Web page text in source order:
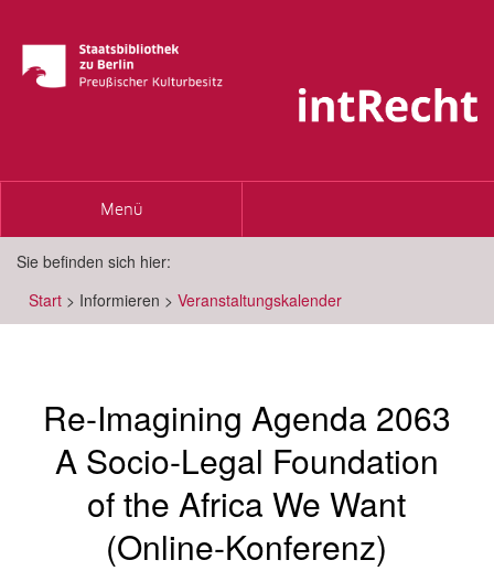
Toggle
Menü
Sie befinden sich hier:
Start > Informieren > Veranstaltungskalender
Re-Imagining Agenda 2063
A Socio-Legal Foundation
of the Africa We Want
(Online-Konferenz)